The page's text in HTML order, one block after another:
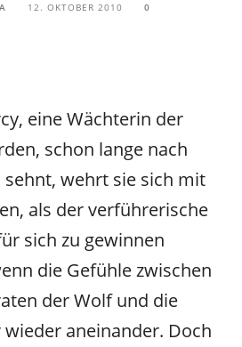
12. OKTOBER 2010 0
eine Wächterin der
schon lange nach
wehrt sie sich mit
als der verführerische
sich zu gewinnen
die Gefühle zwischen
der Wolf und die
aneinander. Doch